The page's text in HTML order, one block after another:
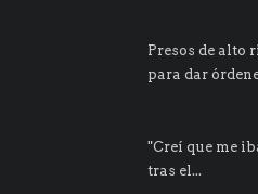
Presos de alto
para dar
"Creí que me
tras el...